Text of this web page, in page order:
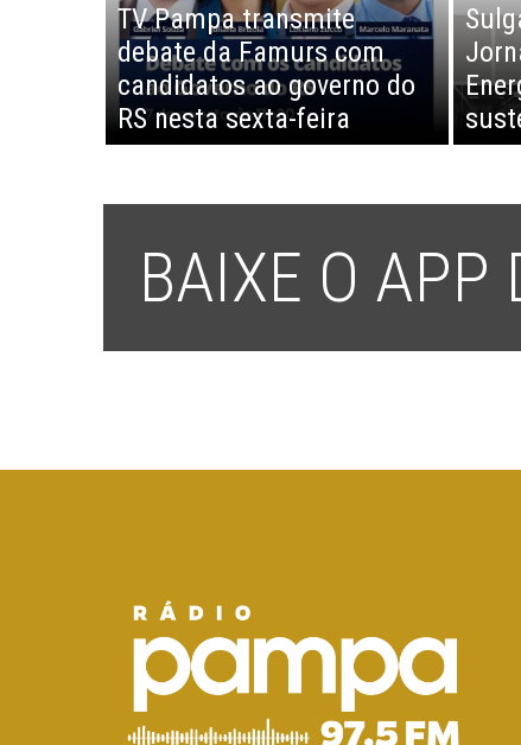
TV Pampa transmite
debate da Famurs com
candidatos ao governo do
RS nesta sexta-feira
BAIXE O APP